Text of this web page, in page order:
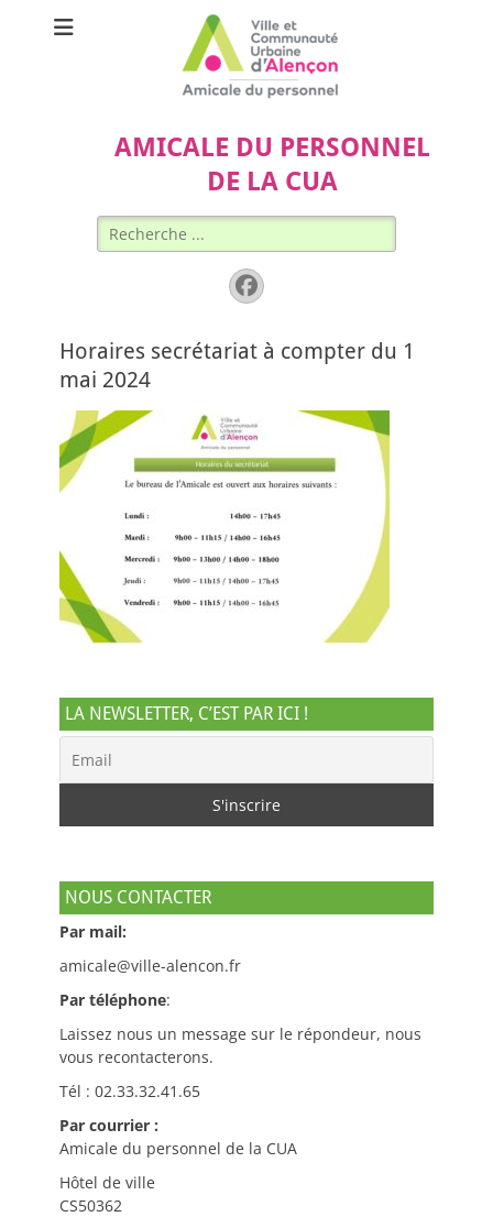
AMICALE DU PERSONNEL
DE LA CUA
Rechercher :
Facebook
Horaires secrétariat à compter du 1
mai 2024
LA NEWSLETTER, C’EST PAR ICI !
NOUS CONTACTER
Par mail:
amicale@ville-alencon.fr
Par téléphone:
Laissez nous un message sur le répondeur, nous
vous recontacterons.
Tél : 02.33.32.41.65
Par courrier :
Amicale du personnel de la CUA
Hôtel de ville
CS50362